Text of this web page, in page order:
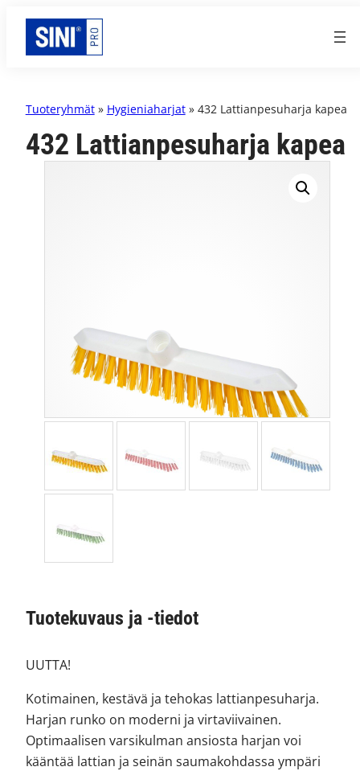
Tuoteryhmät» Hygieniaharjat» 432 Lattianpesuharja kapea
432 Lattianpesuharja kapea
Tuotekuvaus ja -tiedot
UUTTA!
Kotimainen, kestävä ja tehokas lattianpesuharja.
Harjan runko on moderni ja virtaviivainen.
Optimaalisen varsikulman ansiosta harjan voi
kääntää lattian ja seinän saumakohdassa ympäri